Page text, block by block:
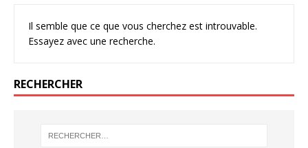
Il semble que ce que vous cherchez est introuvable.
Essayez avec une recherche.
RECHERCHER